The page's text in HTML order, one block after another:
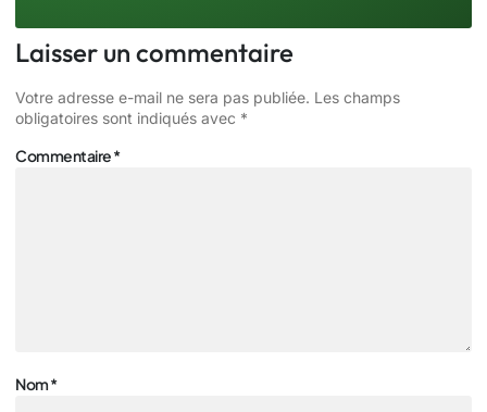
Laisser un commentaire
Votre adresse e-mail ne sera pas publiée. Les champs
obligatoires sont indiqués avec *
Commentaire*
Nom*